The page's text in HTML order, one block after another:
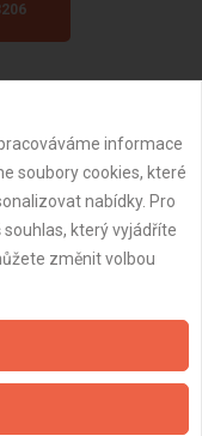
údajů
informace
soubory cookies, které
nabídky. Pro
který vyjádříte
změnit volbou